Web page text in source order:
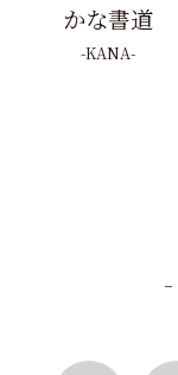
かな書道
KANA